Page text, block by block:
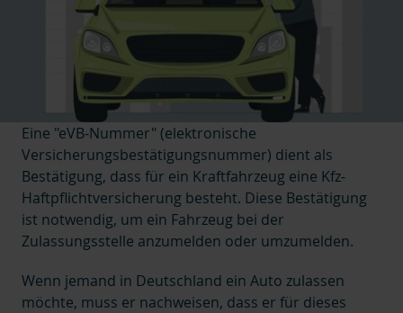
Eine "eVB-Nummer" (elektronische
Versicherungsbestätigungsnummer) dient als
Bestätigung, dass für ein Kraftfahrzeug eine Kfz-
Haftpflichtversicherung besteht. Diese Bestätigung
ist notwendig, um ein Fahrzeug bei der
Zulassungsstelle anzumelden oder umzumelden.
Wenn jemand in Deutschland ein Auto zulassen
möchte, muss er nachweisen, dass er für dieses